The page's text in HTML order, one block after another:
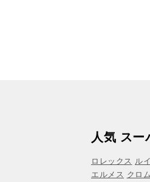
人気 スー
ロレックス ル
エルメス クロ